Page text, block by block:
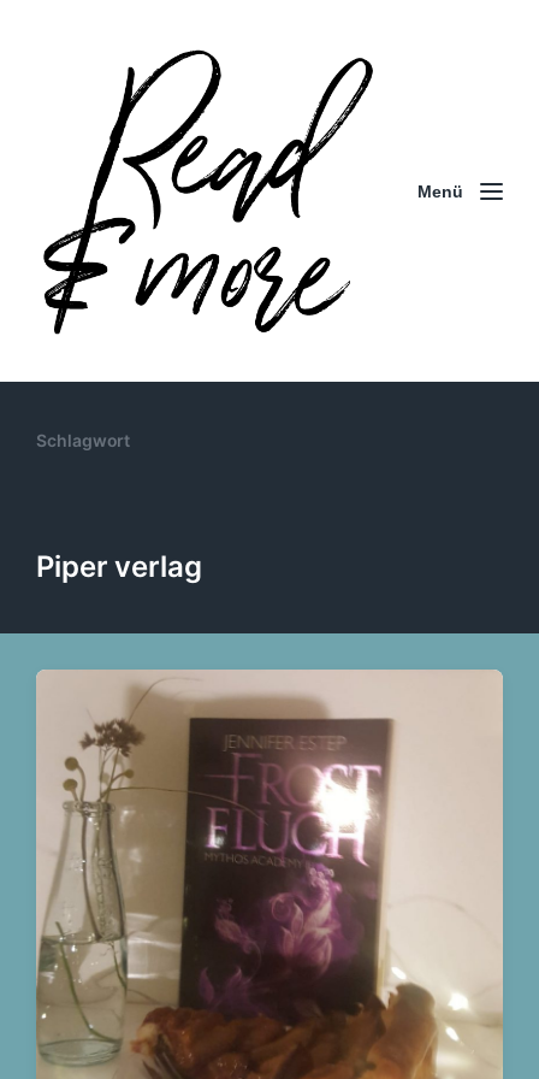
Menü
Schlagwort
Piper verlag